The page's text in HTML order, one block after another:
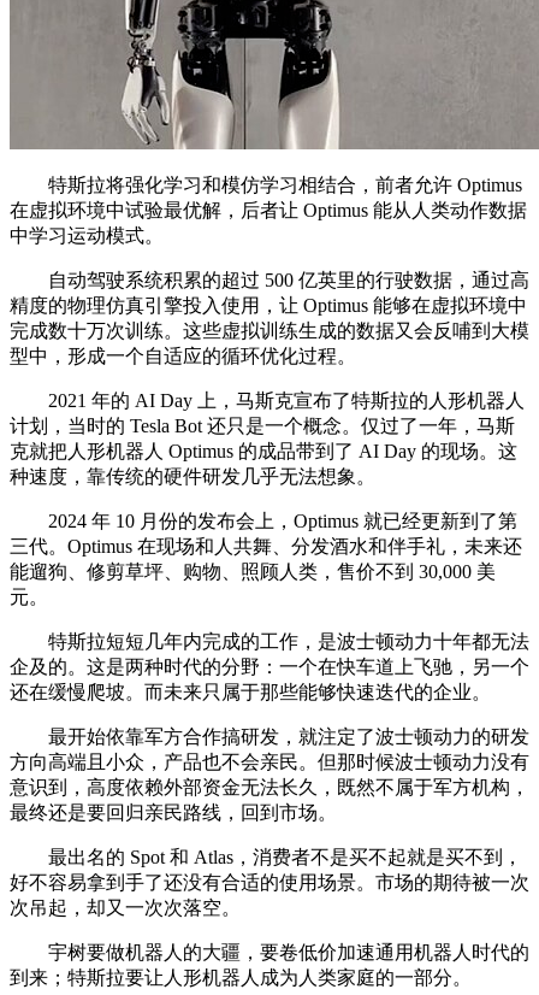
特斯拉将强化学习和模仿学习相结合，前者允许 Optimus
在虚拟环境中试验最优解，后者让 Optimus 能从人类动作数据
中学习运动模式。
自动驾驶系统积累的超过 500 亿英里的行驶数据，通过高
精度的物理仿真引擎投入使用，让 Optimus 能够在虚拟环境中
完成数十万次训练。这些虚拟训练生成的数据又会反哺到大模
型中，形成一个自适应的循环优化过程。
2021 年的 AI Day 上，马斯克宣布了特斯拉的人形机器人
计划，当时的 Tesla Bot 还只是一个概念。仅过了一年，马斯
克就把人形机器人 Optimus 的成品带到了 AI Day 的现场。这
种速度，靠传统的硬件研发几乎无法想象。
2024 年 10 月份的发布会上，Optimus 就已经更新到了第
三代。Optimus 在现场和人共舞、分发酒水和伴手礼，未来还
能遛狗、修剪草坪、购物、照顾人类，售价不到 30,000 美
元。
特斯拉短短几年内完成的工作，是波士顿动力十年都无法
企及的。这是两种时代的分野：一个在快车道上飞驰，另一个
还在缓慢爬坡。而未来只属于那些能够快速迭代的企业。
最开始依靠军方合作搞研发，就注定了波士顿动力的研发
方向高端且小众，产品也不会亲民。但那时候波士顿动力没有
意识到，高度依赖外部资金无法长久，既然不属于军方机构，
最终还是要回归亲民路线，回到市场。
最出名的 Spot 和 Atlas，消费者不是买不起就是买不到，
好不容易拿到手了还没有合适的使用场景。市场的期待被一次
次吊起，却又一次次落空。
宇树要做机器人的大疆，要卷低价加速通用机器人时代的
到来；特斯拉要让人形机器人成为人类家庭的一部分。